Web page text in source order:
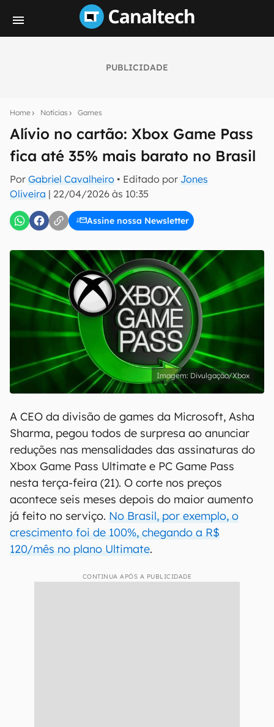
PUBLICIDADE
Home Notícias Games
Alívio no cartão: Xbox Game Pass
fica até 35% mais barato no Brasil
Por Gabriel Cavalheiro • Editado por Jones
Oliveira | 22/04/2026 às 10:35
Assine nossa Newsletter
notícias e reviews sobre tecnologia em primeira
mão.
E-mail
Uso e Política de Privacidade do Canaltech.
Divulgação/Xbox
A CEO da divisão de games da Microsoft, Asha
Sharma, pegou todos de surpresa ao anunciar
reduções nas mensalidades das assinaturas do
Xbox Game Pass Ultimate e PC Game Pass
nesta terça-feira (21). O corte nos preços
acontece seis meses depois do maior aumento
já feito no serviço. No Brasil, por exemplo, o
crescimento foi de 100%, chegando a R$
120/mês no plano Ultimate.
CONTINUA APÓS A PUBLICIDADE